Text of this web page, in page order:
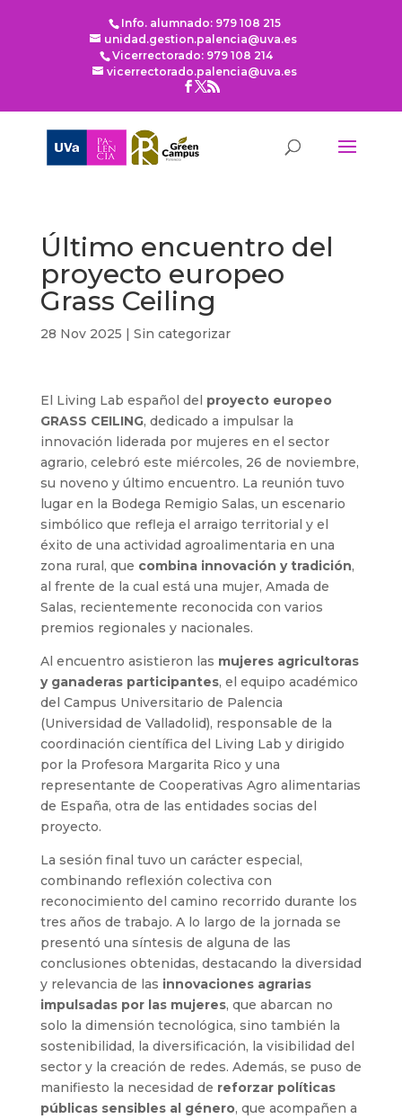
Info. alumnado: 979 108 215
unidad.gestion.palencia@uva.es
Vicerrectorado: 979 108 214
vicerrectorado.palencia@uva.es
Último encuentro del
proyecto europeo
Grass Ceiling
28 Nov 2025 | Sin categorizar
El Living Lab español del proyecto europeo
GRASS CEILING, dedicado a impulsar la
innovación liderada por mujeres en el sector
agrario, celebró este miércoles, 26 de noviembre,
su noveno y último encuentro. La reunión tuvo
lugar en la Bodega Remigio Salas, un escenario
simbólico que refleja el arraigo territorial y el
éxito de una actividad agroalimentaria en una
zona rural, que combina innovación y tradición,
al frente de la cual está una mujer, Amada de
Salas, recientemente reconocida con varios
premios regionales y nacionales.
Al encuentro asistieron las mujeres agricultoras
y ganaderas participantes, el equipo académico
del Campus Universitario de Palencia
(Universidad de Valladolid), responsable de la
coordinación científica del Living Lab y dirigido
por la Profesora Margarita Rico y una
representante de Cooperativas Agro alimentarias
de España, otra de las entidades socias del
proyecto.
La sesión final tuvo un carácter especial,
combinando reflexión colectiva con
reconocimiento del camino recorrido durante los
tres años de trabajo. A lo largo de la jornada se
presentó una síntesis de alguna de las
conclusiones obtenidas, destacando la diversidad
y relevancia de las innovaciones agrarias
impulsadas por las mujeres, que abarcan no
solo la dimensión tecnológica, sino también la
sostenibilidad, la diversificación, la visibilidad del
sector y la creación de redes. Además, se puso de
manifiesto la necesidad de reforzar políticas
públicas sensibles al género, que acompañen a